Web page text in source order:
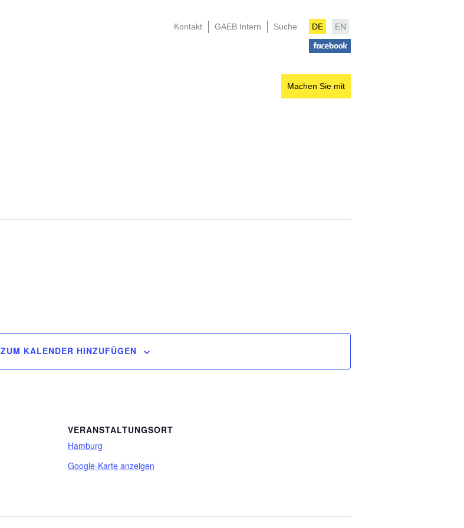
Kontakt GAEB Intern Suche DE EN
Machen Sie mit
ZUM KALENDER HINZUFÜGEN
VERANSTALTUNGSORT
Hamburg
Google-Karte anzeigen